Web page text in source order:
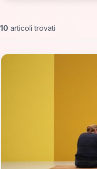
10 articoli trovati